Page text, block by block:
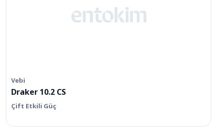
Vebi
Draker 10.2 CS
Çift Etkili Güç